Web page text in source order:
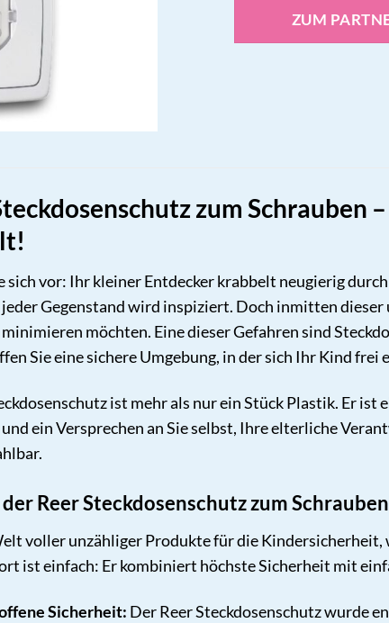
ZUM
zum Schrauben
sich vor: Ihr kleiner Entdecker krabbelt neugierig
Gegenstand wird inspiziert. Doch inmitten
möchten. Eine dieser Gefahren sind
Sie eine sichere Umgebung, in der sich Ihr Kind
ist mehr als nur ein Stück Plastik. Er ist
ein Versprechen an Sie selbst, Ihre elterliche
Reer Steckdosenschutz zum
voller unzähliger Produkte für die Kindersicherheit,
ist einfach: Er kombiniert höchste Sicherheit mit
Sicherheit: Der Reer Steckdosenschutz wurde